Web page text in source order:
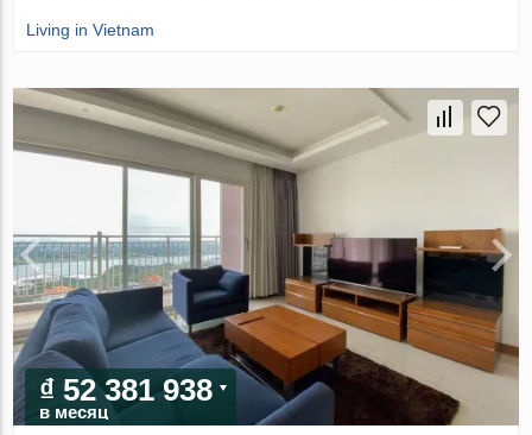
Living in Vietnam
₫ 52 381 938
в месяц